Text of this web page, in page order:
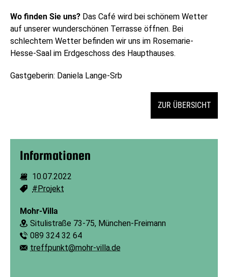
Wo finden Sie uns? Das Café wird bei schönem Wetter
auf unserer wunderschönen Terrasse öffnen. Bei
schlechtem Wetter befinden wir uns im Rosemarie-
Hesse-Saal im Erdgeschoss des Haupthauses.
Gastgeberin: Daniela Lange-Srb
ZUR ÜBERSICHT
Informationen
Dauer:
10.07.2022
Schlagworte:
#Projekt
Mohr-Villa
Ort:
Situlistraße 73-75, München-Freimann
Telefon:
089 324 32 64
E-Mail:
treffpunkt@mohr-villa.de